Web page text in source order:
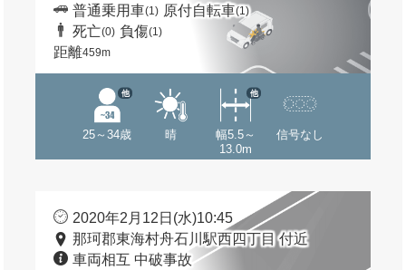
普通乗用車(1) 原付自転車(1)
死亡(0) 負傷(1)
距離459m
25～34歳
他
晴
幅5.5～
13.0m
他
信号なし
2020年2月12日(水)10:45
那珂郡東海村舟石川駅西四丁目 付近
車両相互 中破事故